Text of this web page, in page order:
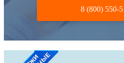
8 (800) 550-